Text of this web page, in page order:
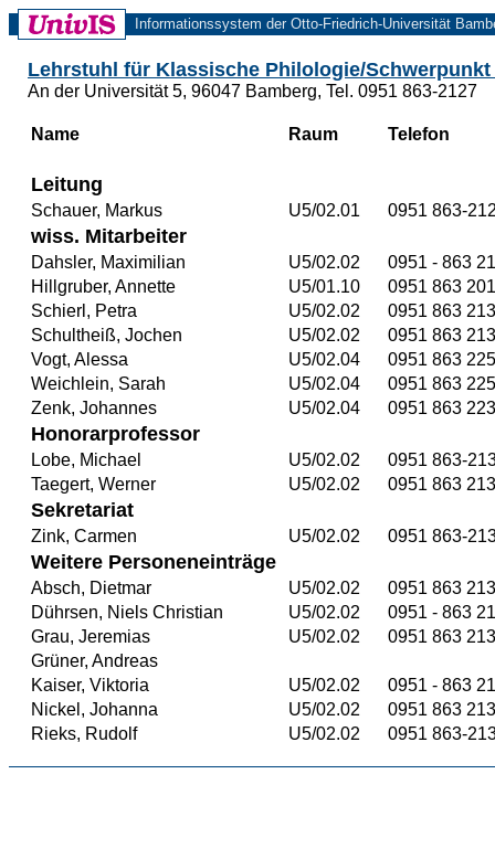
Informationssystem der Otto-Friedrich-Universität
Lehrstuhl für Klassische Philologie/
An der Universität 5, 96047 Bamberg, Tel. 0951 863-2127
Name Raum Telefon
Leitung
Schauer, Markus U5/02.01 0951 863-
wiss. Mitarbeiter
Dahsler, Maximilian U5/02.02
0951 - 863
Hillgruber, Annette
U5/01.10
0951 863
Schierl, Petra
U5/02.02
0951 863
Schultheiß, Jochen
U5/02.02
0951 863
Vogt, Alessa
U5/02.04
0951 863
Weichlein, Sarah
U5/02.04
0951 863
Zenk, Johannes
U5/02.04 0951 863
Honorarprofessor
Lobe, Michael U5/02.02
0951 863-
Taegert, Werner
U5/02.02 0951 863
Sekretariat
Zink, Carmen U5/02.02 0951 863-
Weitere Personeneinträge
Absch, Dietmar U5/02.02
0951 863
Dührsen, Niels Christian
U5/02.02
0951 - 863
Grau, Jeremias
U5/02.02
0951 863
Grüner, Andreas
Kaiser, Viktoria
U5/02.02
0951 - 863
Nickel, Johanna
U5/02.02
0951 863
Rieks, Rudolf
U5/02.02 0951 863-